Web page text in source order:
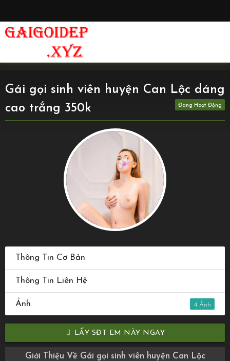
Gái gọi sinh viên huyện Can Lộc dáng
cao trắng 350k
Thông Tin Cơ Bản
Thông Tin Liên Hệ
4
Ảnh
LẤY SĐT EM NÀY NGAY
Giới Thiệu Về Gái gọi sinh viên huyện Can Lộc